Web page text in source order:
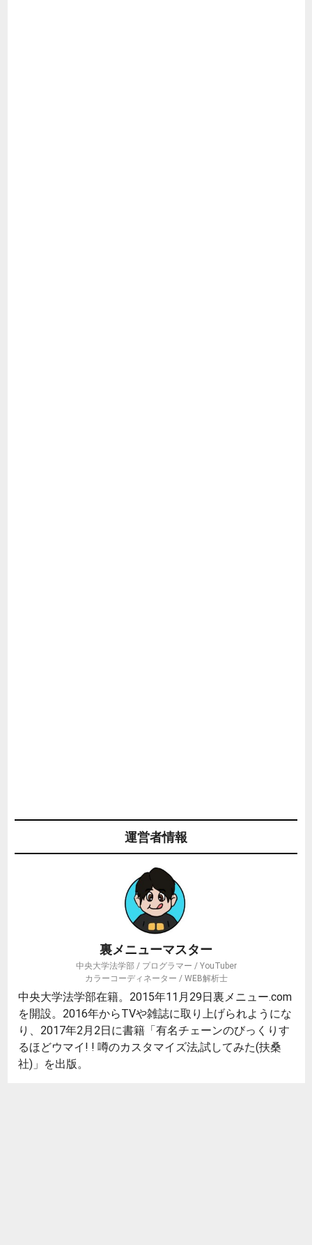
運営者情報
裏メニューマスター
中央大学法学部 / プログラマー / YouTuber
カラーコーディネーター / WEB解析士
中央大学法学部在籍。2015年11月29日裏メニュー.com
を開設。2016年からTVや雑誌に取り上げられようにな
り、2017年2月2日に書籍「有名チェーンのびっくりす
るほどウマイ! ! 噂のカスタマイズ法,試してみた(扶桑
社)」を出版。